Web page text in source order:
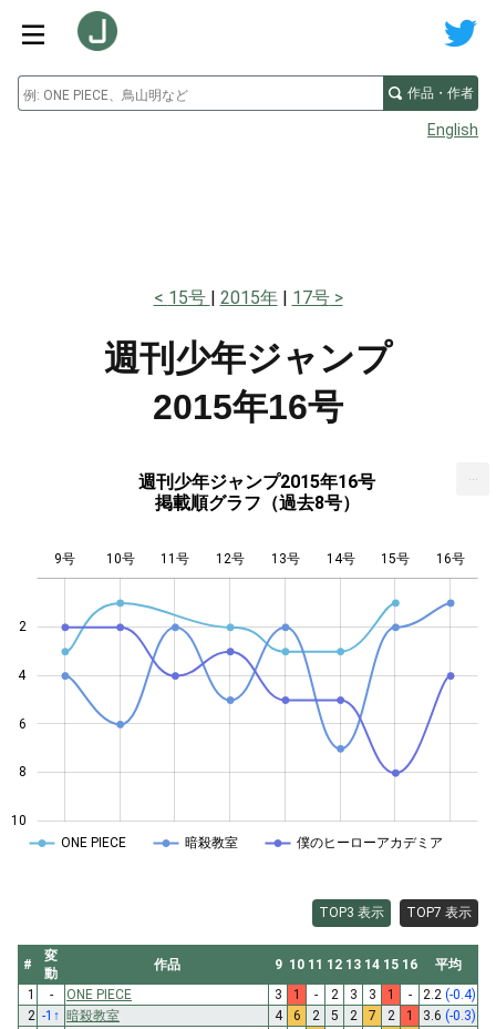
作品・作者
English
15号 2015年 17号
週刊少年ジャンプ
2015年16号
週刊少年ジャンプ2015年16号
掲載順グラフ（過去8号）
2
4
6
8
10
9号 10号 11号 12号 13号 14号 15号 16号
ONE PIECE 暗殺教室 僕のヒーローアカデミア
TOP3 表示 TOP7 表示
#
変
動
作品 9 10 11 12 13 14 15 16
平均
1
- ONE PIECE 3 1 - 2 3 3 1 - 2.2 (-0.4)
2 -1 ↑ 暗殺教室 4 6 2 5 2 7 2 1 3.6 (-0.3)